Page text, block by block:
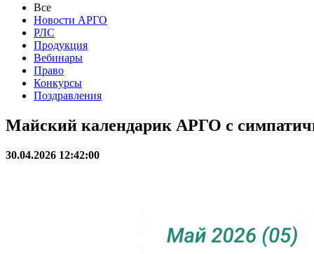
Все
Новости АРГО
РЛС
Продукция
Вебинары
Право
Конкурсы
Поздравления
Майский календарик АРГО с
30.04.2026 12:42:00